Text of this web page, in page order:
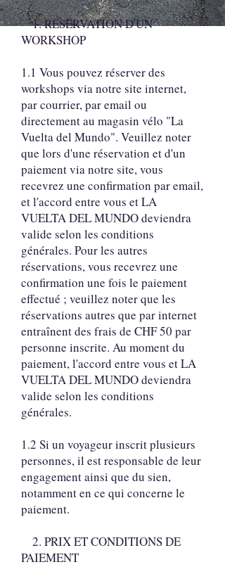
1. RÉSERVATION D'UN
WORKSHOP
1.1 Vous pouvez réserver des
workshops via notre site internet,
par courrier, par email ou
directement au magasin vélo "La
Vuelta del Mundo". Veuillez noter
que lors d'une réservation et d'un
paiement via notre site, vous
recevrez une confirmation par email,
et l'accord entre vous et LA
VUELTA DEL MUNDO deviendra
valide selon les conditions
générales. Pour les autres
réservations, vous recevrez une
confirmation une fois le paiement
effectué ; veuillez noter que les
réservations autres que par internet
entraînent des frais de CHF 50 par
personne inscrite. Au moment du
paiement, l'accord entre vous et LA
VUELTA DEL MUNDO deviendra
valide selon les conditions
générales.
1.2 Si un voyageur inscrit plusieurs
personnes, il est responsable de leur
engagement ainsi que du sien,
notamment en ce qui concerne le
paiement.
2. PRIX ET CONDITIONS DE
PAIEMENT